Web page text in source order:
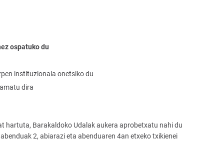
ospatuko du
instituzionala onetsiko du
dira
hartuta, Barakaldoko Udalak aukera aprobetxatu nahi du
2, abiarazi eta abenduaren 4an etxeko txikienei